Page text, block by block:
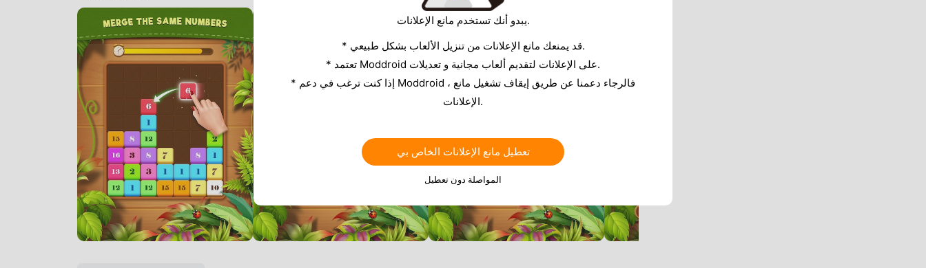
يبدو أنك تستخدم مانع الإعلانات.
* قد يمنعك مانع الإعلانات من تنزيل الألعاب بشكل طبيعي.
* تعتمد Moddroid على الإعلانات لتقديم ألعاب مجانية و تعديلات.
* إذا كنت ترغب في دعم Moddroid ، فالرجاء دعمنا عن طريق إيقاف تشغيل مانع
الإعلانات.
تعطيل مانع الإعلانات الخاص بي
المواصلة دون تعطيل